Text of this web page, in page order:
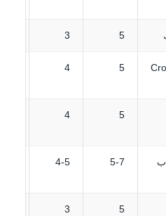
5
3
5
4
5
4
5-7
4-5
5
3